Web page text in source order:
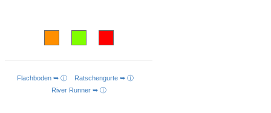
AUSFÜHRUNG WÄHLEN
Flachboden ➥ ⓘ
Ratschengurte ➥ ⓘ
River Runner ➥ ⓘ